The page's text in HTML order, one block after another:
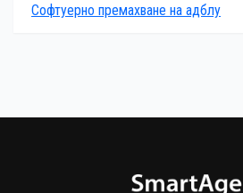
Софтуерно премахване на адблу